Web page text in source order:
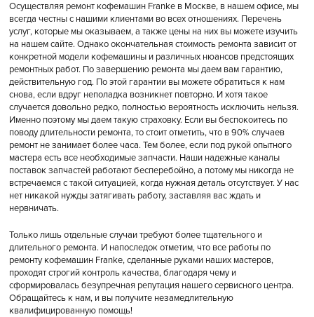
Осуществляя ремонт кофемашин Franke в Москве, в нашем офисе, мы
всегда честны с нашими клиентами во всех отношениях. Перечень
услуг, которые мы оказываем, а также цены на них вы можете изучить
на нашем сайте. Однако окончательная стоимость ремонта зависит от
конкретной модели кофемашины и различных нюансов предстоящих
ремонтных работ. По завершению ремонта мы даем вам гарантию,
действительную год. По этой гарантии вы можете обратиться к нам
снова, если вдруг неполадка возникнет повторно. И хотя такое
случается довольно редко, полностью вероятность исключить нельзя.
Именно поэтому мы даем такую страховку. Если вы беспокоитесь по
поводу длительности ремонта, то стоит отметить, что в 90% случаев
ремонт не занимает более часа. Тем более, если под рукой опытного
мастера есть все необходимые запчасти. Наши надежные каналы
поставок запчастей работают бесперебойно, а потому мы никогда не
встречаемся с такой ситуацией, когда нужная деталь отсутствует. У нас
нет никакой нужды затягивать работу, заставляя вас ждать и
нервничать.
Только лишь отдельные случаи требуют более тщательного и
длительного ремонта. И напоследок отметим, что все работы по
ремонту кофемашин Franke, сделанные руками наших мастеров,
проходят строгий контроль качества, благодаря чему и
сформировалась безупречная репутация нашего сервисного центра.
Обращайтесь к нам, и вы получите незамедлительную
квалифицированную помощь!